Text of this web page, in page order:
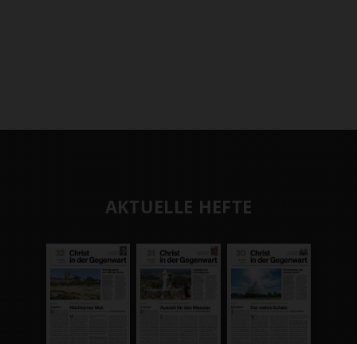
AKTUELLE HEFTE